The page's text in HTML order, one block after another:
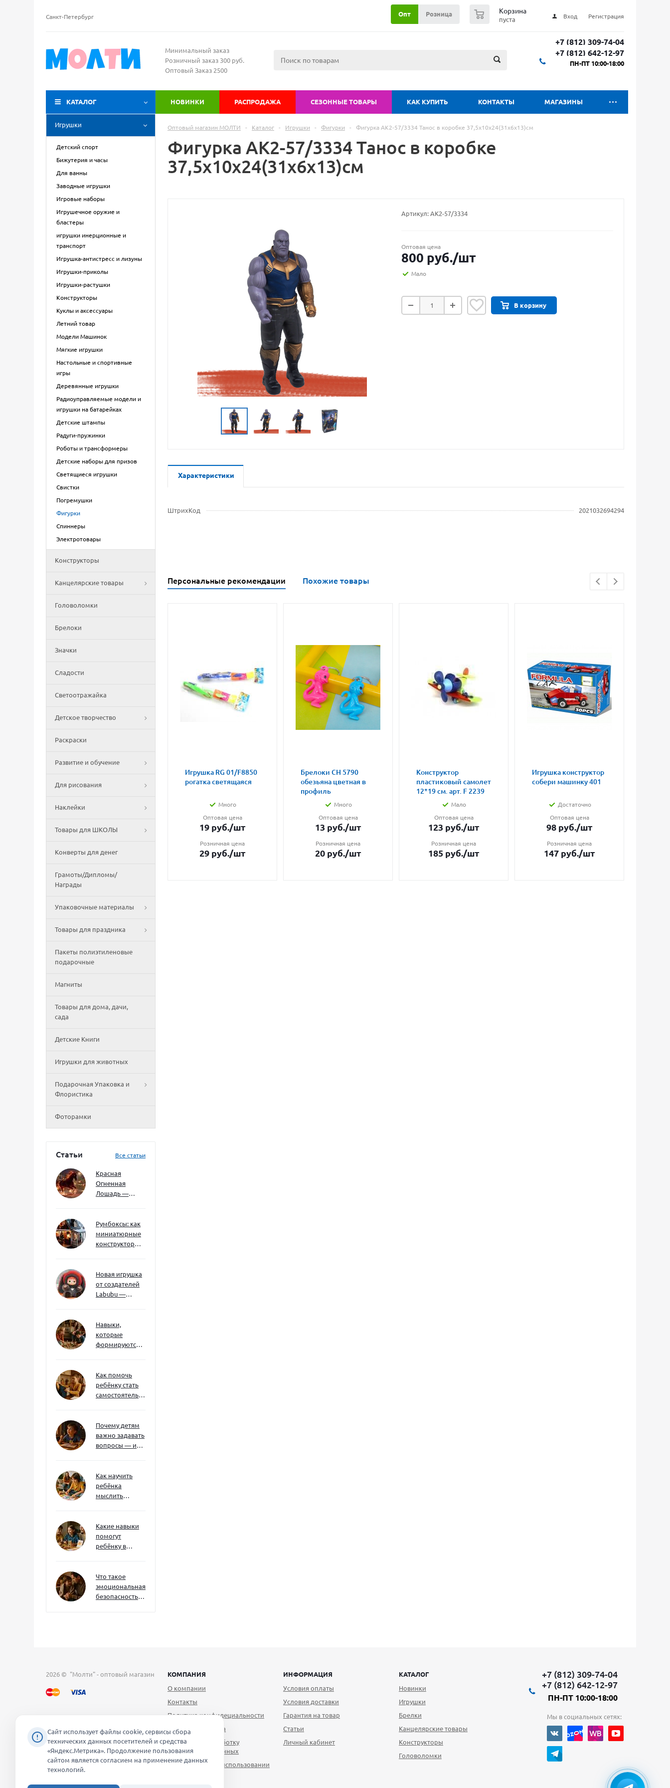
Санкт-Петербург Вход Регистрация
Корзина
пуста
Опт Розница
Минимальный заказ
Розничный заказ 300 руб.
Оптовый Заказ 2500
+7 (812) 309-74-04
+7 (812) 642-12-97
ПН-ПТ 10:00-18:00
КАТАЛОГ НОВИНКИ РАСПРОДАЖА СЕЗОННЫЕ ТОВАРЫ КАК КУПИТЬ КОНТАКТЫ МАГАЗИНЫ
Игрушки
Детский спорт
Бижутерия и часы
Для ванны
Заводные игрушки
Игровые наборы
Игрушечное оружие и
бластеры
игрушки инерционные и
транспорт
Игрушка-антистресс и лизуны
Игрушки-приколы
Игрушки-растушки
Конструкторы
Куклы и аксессуары
Летний товар
Модели Машинок
Мягкие игрушки
Настольные и спортивные
игры
Деревянные игрушки
Радиоуправляемые модели и
игрушки на батарейках
Детские штампы
Радуги-пружинки
Роботы и трансформеры
Детские наборы для призов
Светящиеся игрушки
Свистки
Погремушки
Фигурки
Спиннеры
Электротовары
Конструкторы
Канцелярские товары
Головоломки
Брелоки
Значки
Сладости
Светоотражайка
Детское творчество
Раскраски
Развитие и обучение
Для рисования
Наклейки
Товары для ШКОЛЫ
Конверты для денег
Грамоты/Дипломы/
Награды
Упаковочные материалы
Товары для праздника
Пакеты полиэтиленовые
подарочные
Магниты
Товары для дома, дачи,
сада
Детские Книги
Игрушки для животных
Подарочная Упаковка и
Флористика
Фоторамки
Статьи Все статьи
Красная
Огненная
Лошадь —
ждать и как
подготовиться
Румбоксы: как
миниатюрные
конструкторы
мышление и
внимание к
деталям
Новая игрушка
от создателей
Labubu —
Навыки,
которые
формируются
ребёнка
успешным
Как помочь
ребёнку стать
самостоятельным
Почему детям
важно задавать
вопросы — и
Как научить
ребёнка
мыслить
сложностей
Какие навыки
помогут
ребёнку в
их уже сейчас
Что такое
эмоциональная
безопасность
Оптовый магазин МОЛТИ - Каталог - Игрушки - Фигурки - Фигурка АК2-57/3334 Танос в коробке 37,5х10х24(31х6х13)см
Фигурка АК2-57/3334 Танос в коробке
37,5х10х24(31х6х13)см
Артикул: АК2-57/3334
Оптовая цена
800 руб./шт
Мало
В корзину
Характеристики
ШтрихКод 2021032694294
Персональные рекомендации Похожие товары
Игрушка RG 01/F8850
рогатка светящаяся
Много
Оптовая цена
19 руб./шт
Розничная цена
29 руб./шт
Брелоки CH 5790
обезьяна цветная в
профиль
Много
Оптовая цена
13 руб./шт
Розничная цена
20 руб./шт
Конструктор
пластиковый самолет
12*19 см. арт. F 2239
Мало
Оптовая цена
123 руб./шт
Розничная цена
185 руб./шт
Игрушка конструктор
собери машинку 401
Достаточно
Оптовая цена
98 руб./шт
Розничная цена
147 руб./шт
2026 © "Молти" - оптовый магазин
КОМПАНИЯ
О компании
Контакты
Политика конфидециальности
Публичная оферта
Согласие на обработку
персональных данных
Уведомление об использовании
ИНФОРМАЦИЯ
Условия оплаты
Условия доставки
Гарантия на товар
Статьи
Личный кабинет
КАТАЛОГ
Новинки
Игрушки
Брелки
Канцелярские товары
Конструкторы
Головоломки
+7 (812) 309-74-04
+7 (812) 642-12-97
ПН-ПТ 10:00-18:00
Мы в социальных сетях:
Сайт использует файлы cookie, сервисы сбора
технических данных посетителей и средства
«Яндекс.Метрика». Продолжение пользования
сайтом является согласием на применение данных
технологий.